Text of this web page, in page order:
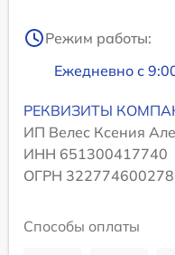
Режим работы:
Ежедневно с
РЕКВИЗИТЫ
ИП Велес Ксения
ИНН 651300417740
ОГРН
Способы оплаты